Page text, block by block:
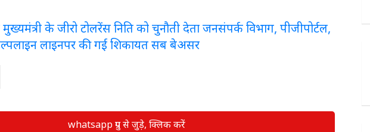
मुख्यमंत्री के जीरो टोलरेंस निति को चुनौती देता जनसंपर्क विभाग, पीजीपोर्टल,
लाइनपर की गई शिकायत सब बेअसर
whatsapp ग्रुप से जुड़े, क्लिक करें